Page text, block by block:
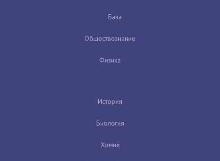
База
Обществознание
Физика
История
Биология
Химия